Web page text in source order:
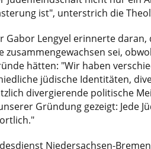
ist", unterstrich die
Gabor Lengyel erinnerte
zusammengewachsen sei,
hätten: "Wir haben
jüdische Identitäten,
divergierende politische
Gründung gezeigt: Jede
Niedersachsen-Bremen